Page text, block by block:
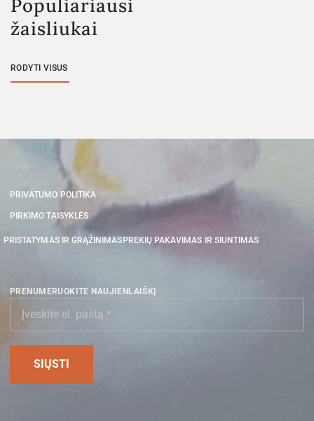
Populiariausi
žaisliukai
RODYTI VISUS
PRIVATUMO POLITIKA
PIRKIMO TAISYKLĖS
PRISTATYMAS IR GRĄŽINIMAS PREKIŲ PAKAVIMAS IR SIUNTIMAS
PRENUMERUOKITE NAUJIENLAIŠKĮ